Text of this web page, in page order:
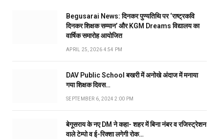
Begusarai News: दिनकर पुण्यतिथि पर ‘राष्ट्रकवि
दिनकर शिक्षक सम्मान’ और KGM Dreams विद्यालय का
वार्षिक समारोह आयोजित
APRIL 25, 2026 4:54 PM
DAV Public School बखरी में अनोखे अंदाज में मनाया
गया शिक्षक दिवस…
SEPTEMBER 6, 2024 2:00 PM
बेगूसराय के नए DM ने कहा- शहर में बिना नंबर व रजिस्ट्रेशन
वाले टेम्पो व ई-रिक्शा लगेगी रोक…